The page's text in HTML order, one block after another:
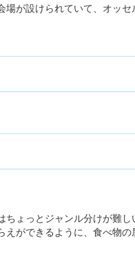
が設けられていて、オッセ
ょっとジャンル分けが難し
ができるように、食べ物の